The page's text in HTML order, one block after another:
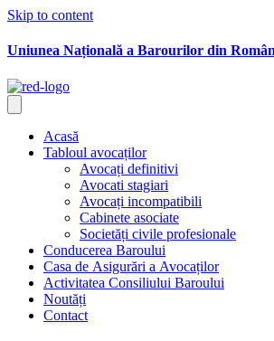
Skip to content
Uniunea Națională a Barourilor din
Acasă
Tabloul avocaților
Avocați definitivi
Avocati stagiari
Avocați incompatibili
Cabinete asociate
Societăți civile profesionale
Conducerea Baroului
Casa de Asigurări a Avocaților
Activitatea Consiliului Baroului
Noutăți
Contact